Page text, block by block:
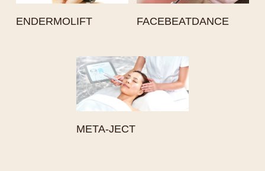
ENDERMOLIFT FACEBEATDANCE
META-JECT